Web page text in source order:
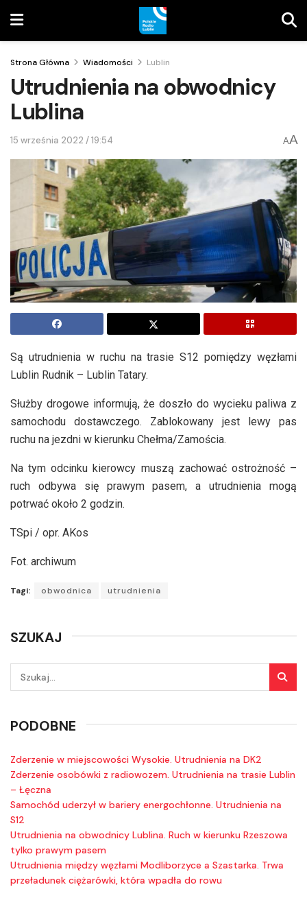
Strona Główna Wiadomości Lublin
Utrudnienia na obwodnicy
Lublina
15 września 2022 / 19:54 AA
Są utrudnienia w ruchu na trasie S12 pomiędzy węzłami
Lublin Rudnik – Lublin Tatary.
Służby drogowe informują, że doszło do wycieku paliwa z
samochodu dostawczego. Zablokowany jest lewy pas
ruchu na jezdni w kierunku Chełma/Zamościa.
Na tym odcinku kierowcy muszą zachować ostrożność –
ruch odbywa się prawym pasem, a utrudnienia mogą
potrwać około 2 godzin.
TSpi / opr. AKos
Fot. archiwum
Tagi: obwodnica utrudnienia
SZUKAJ
PODOBNE
Zderzenie w miejscowości Wysokie. Utrudnienia na DK2
Zderzenie osobówki z radiowozem. Utrudnienia na trasie Lublin
– Łęczna
Samochód uderzył w bariery energochłonne. Utrudnienia na
S12
Utrudnienia na obwodnicy Lublina. Ruch w kierunku Rzeszowa
tylko prawym pasem
Utrudnienia między węzłami Modliborzyce a Szastarka. Trwa
przeładunek ciężarówki, która wpadła do rowu